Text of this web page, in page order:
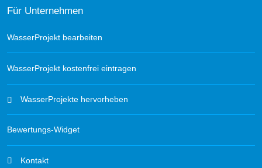
Für Unternehmen
WasserProjekt bearbeiten
WasserProjekt kostenfrei eintragen
WasserProjekte hervorheben
Bewertungs-Widget
Kontakt